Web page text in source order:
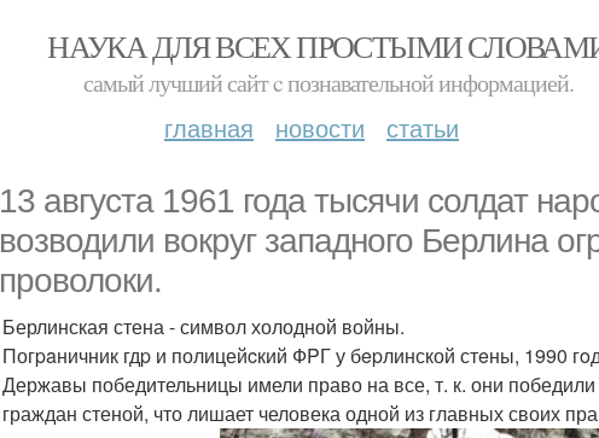
НАУКА ДЛЯ ВСЕХ ПРОСТЫМИ
самый лучший сайт c познавательной информацией.
главная новости статьи
13 августа 1961 года тысячи солдат
возводили вокруг западного Берлина
проволоки.
Берлинская стена - символ холодной войны.
Погpaничник гдp и полицейcкий ФPГ у бepлинской стeны, 1990
Державы победительницы имели право на все, т. к. они победили
граждан стеной, что лишает человека одной из главных своих